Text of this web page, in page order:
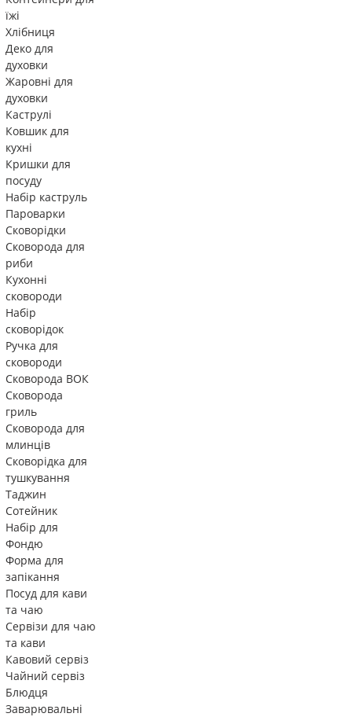
їжі
Хлібниця
Деко для
духовки
Жаровні для
духовки
Каструлі
Ковшик для
кухні
Кришки для
посуду
Набір каструль
Пароварки
Сковорідки
Сковорода для
риби
Кухонні
сковороди
Набір
сковорідок
Ручка для
сковороди
Сковорода ВОК
Сковорода
гриль
Сковорода для
млинців
Сковорідка для
тушкування
Таджин
Сотейник
Набір для
Фондю
Форма для
запікання
Посуд для кави
та чаю
Сервізи для чаю
та кави
Кавовий сервіз
Чайний сервіз
Блюдця
Заварювальні